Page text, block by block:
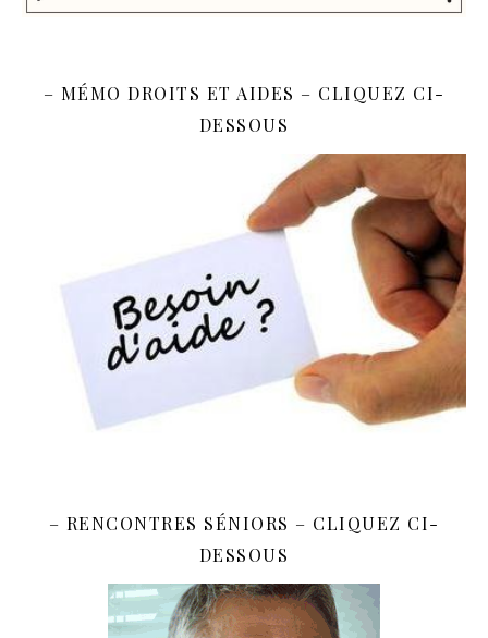
– MÉMO DROITS ET AIDES – CLIQUEZ CI-
DESSOUS
– RENCONTRES SÉNIORS – CLIQUEZ CI-
DESSOUS